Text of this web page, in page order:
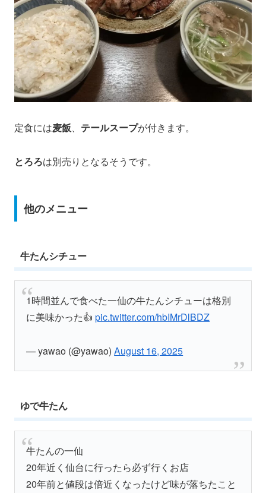
定食には麦飯、 テールスープが付きます。
とろろは別売りとなるそうです。
他のメニュー
牛たんシチュー
1時間並んで食べた一仙の牛たんシチューは格別
に美味かった👍pic.twitter.com/hbIMrDlBDZ
— yawao (@yawao)August 16, 2025
ゆで牛たん
牛たんの一仙
20年近く仙台に行ったら必ず行くお店
20年前と値段は倍近くなったけど味が落ちたこと